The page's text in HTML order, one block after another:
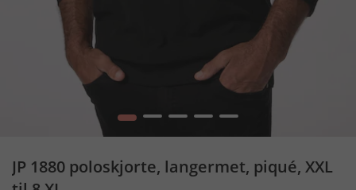
1 2 3 4 5
JP 1880 poloskjorte, langermet, piqué, XXL